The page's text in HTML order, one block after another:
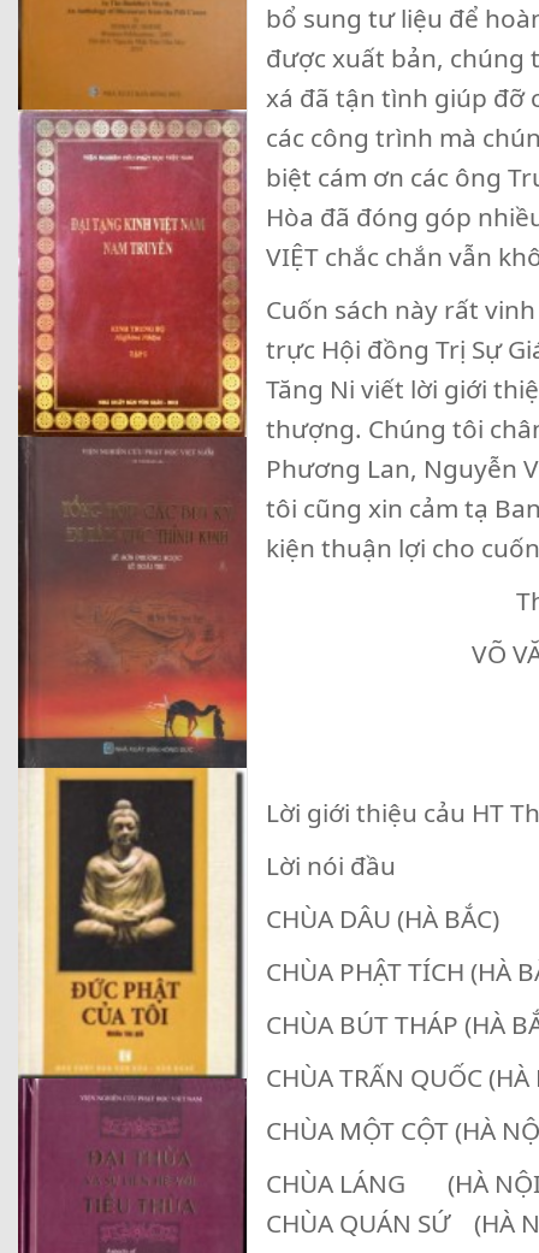
bổ sung tư liệu để
được xuất bản, chúng
xá đã tận tình giúp đỡ
các công trình mà
biệt cám ơn các ông
Hòa đã đóng góp
VIỆT chắc chắn vẫn
Cuốn sách này rất
trực Hội đồng Trị Sự
Tăng Ni viết lời giới
thượng. Chúng tôi
Phương Lan, Nguyễn
tôi cũng xin cảm tạ
kiện thuận lợi cho
VÕ
Lời giới thiệu cảu HT
Lời nói đầu
CHÙA DÂU (HÀ BẮC)
CHÙA PHẬT TÍCH (HÀ
CHÙA BÚT THÁP (HÀ
CHÙA TRẤN QUỐC
CHÙA MỘT CỘT (HÀ
CHÙA LÁNG (HÀ
CHÙA QUÁN SỨ (HÀ